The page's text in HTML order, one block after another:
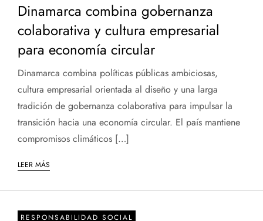
Dinamarca combina gobernanza
colaborativa y cultura empresarial
para economía circular
Dinamarca combina políticas públicas ambiciosas,
cultura empresarial orientada al diseño y una larga
tradición de gobernanza colaborativa para impulsar la
transición hacia una economía circular. El país mantiene
compromisos climáticos […]
LEER MÁS
RESPONSABILIDAD SOCIAL